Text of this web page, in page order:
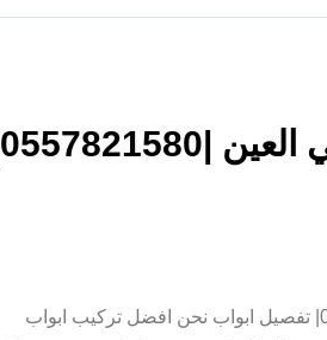
تركيب ابواب واخشاب في العين |0557821580| تفصيل ابواب نحن افضل تركيب ابواب